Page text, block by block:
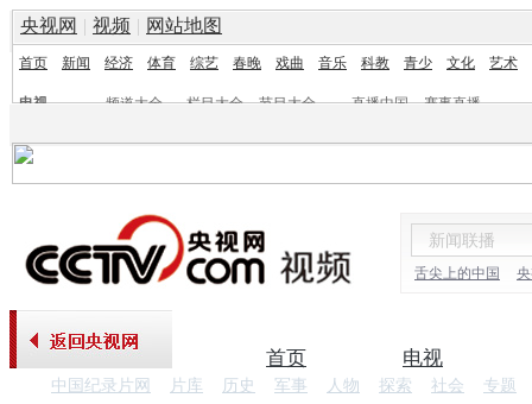
央视网 | 视频 | 网站地图
首页 新闻 经济 体育 综艺 春晚 戏曲 音乐 科教 青少 文化 艺术
电视 频道大全 栏目大全 节目大全 直播中国
赛事直播
舌尖上的中国
首页 电视
中国纪录片网 片库 历史 军事 人物 探索 社会 专题